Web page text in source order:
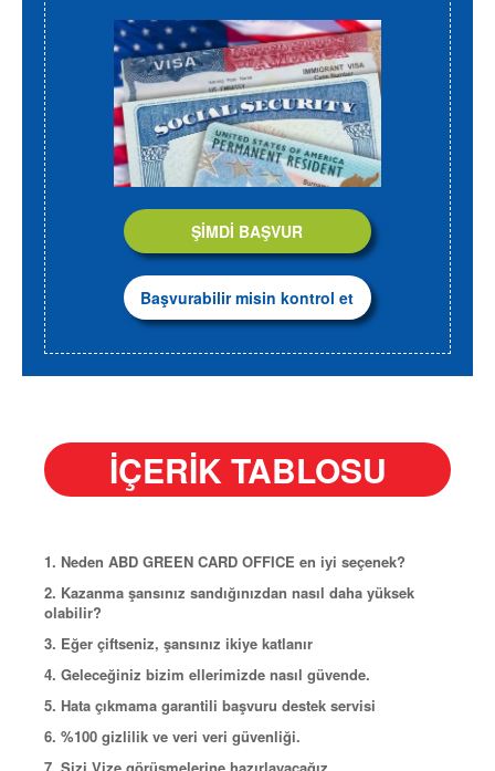
ŞİMDİ BAŞVUR
Başvurabilir misin kontrol et
İÇERİK TABLOSU
1. Neden ABD GREEN CARD OFFICE en iyi seçenek?
2. Kazanma şansınız sandığınızdan nasıl daha yüksek
olabilir?
3. Eğer çiftseniz, şansınız ikiye katlanır
4. Geleceğiniz bizim ellerimizde nasıl güvende.
5. Hata çıkmama garantili başvuru destek servisi
6. %100 gizlilik ve veri veri güvenliği.